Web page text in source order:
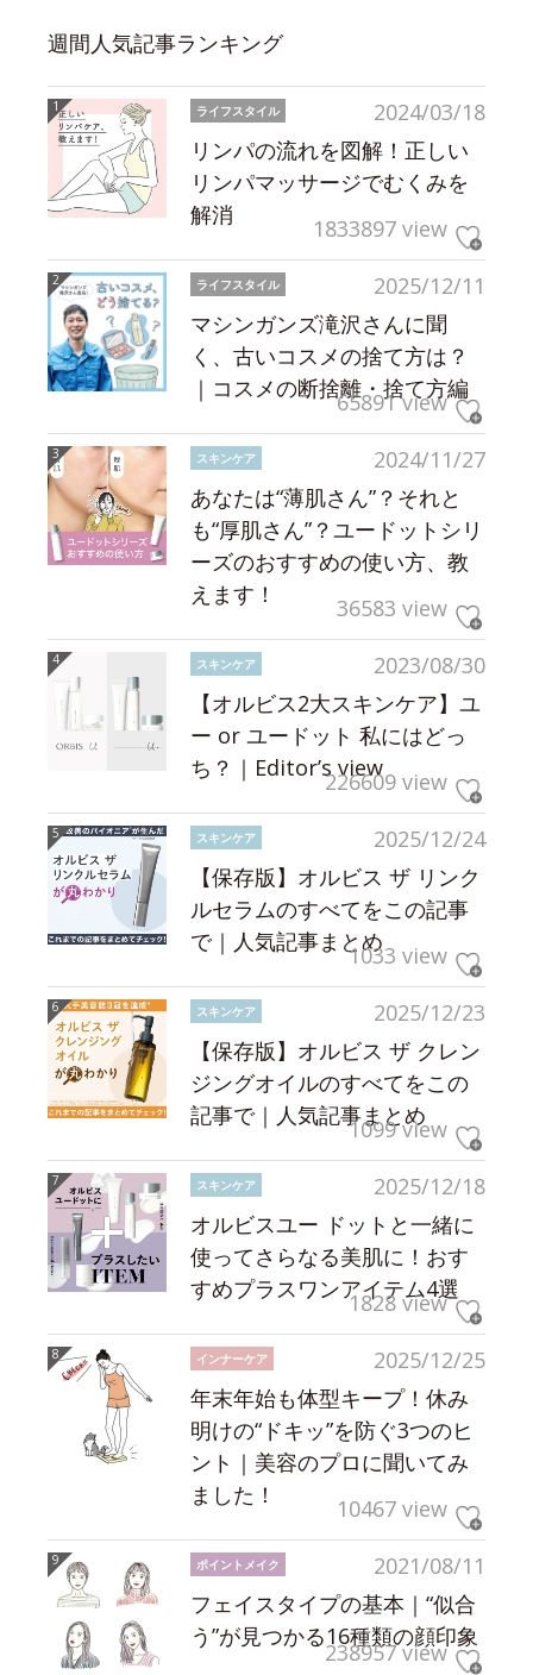
週間人気記事ランキング
2024/03/18
ライフスタイル
リンパの流れを図解！正しい
リンパマッサージでむくみを
解消
1833897 view
2025/12/11
ライフスタイル
マシンガンズ滝沢さんに聞
く、古いコスメの捨て方は？
｜コスメの断捨離・捨て方編
65891 view
2024/11/27
スキンケア
あなたは“薄肌さん”？それと
も“厚肌さん”？ユードットシリ
ーズのおすすめの使い方、教
えます！
36583 view
2023/08/30
スキンケア
【オルビス2大スキンケア】ユ
ー or ユードット 私にはどっ
ち？｜Editor’s view226609 view
2025/12/24
スキンケア
【保存版】オルビス ザ リンク
ルセラムのすべてをこの記事
で｜人気記事まとめ1033 view
2025/12/23
スキンケア
【保存版】オルビス ザ クレン
ジングオイルのすべてをこの
記事で｜人気記事まとめ
1099 view
2025/12/18
スキンケア
オルビスユー ドットと一緒に
使ってさらなる美肌に！おす
すめプラスワンアイテム4選
1828 view
2025/12/25
インナーケア
年末年始も体型キープ！休み
明けの“ドキッ”を防ぐ3つのヒ
ント｜美容のプロに聞いてみ
ました！
10467 view
2021/08/11
ポイントメイク
フェイスタイプの基本｜“似合
う”が見つかる16種類の顔印象
238957 view